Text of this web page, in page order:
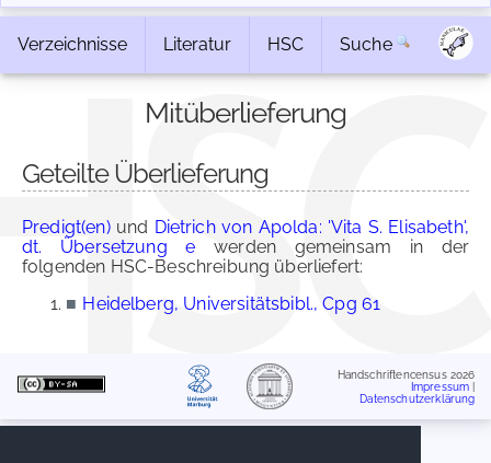
Verzeichnisse Literatur HSC Suche
Mitüberlieferung
Geteilte Überlieferung
Predigt(en)und Dietrich von Apolda: 'Vita S. Elisabeth',
dt. Übersetzung e werden gemeinsam in der
folgenden HSC-Beschreibung überliefert:
■ Heidelberg, Universitätsbibl., Cpg 61
Handschriftencensus 2026
Impressum
Datenschutzerklärung